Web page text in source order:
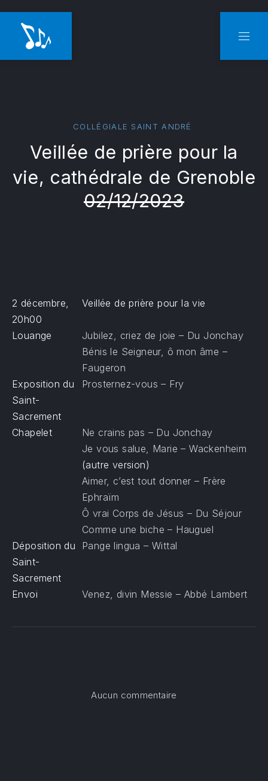
COLLÉGIALE SAINT ANDRÉ
Veillée de prière pour la
vie, cathédrale de Grenoble
02/12/2023
2 décembre,
20h00
Veillée de prière pour la vie
Louange
Jubilez, criez de joie – Du Jonchay
Bénis le Seigneur, ô mon âme –
Faugeron
Exposition du
Saint-
Sacrement
Prosternez-vous – Fry
Chapelet
Ne crains pas – Du Jonchay
Je vous salue, Marie – Wackenheim
(autre version)
Aimer, c’est tout donner – Frère
Ephraïm
Ô vrai Corps de Jésus – Du Séjour
Comme une biche – Hauguel
Déposition du
Saint-
Sacrement
Pange lingua – Wittal
Envoi Venez, divin Messie – Abbé Lambert
Aucun commentaire